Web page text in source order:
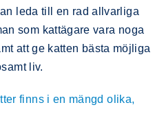
leda till en rad allvarliga
som kattägare vara noga
att ge katten bästa möjliga
liv.
finns i en mängd olika,